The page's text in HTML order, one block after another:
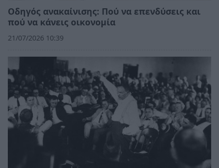
Οδηγός ανακαίνισης: Πού να επενδύσεις και
πού να κάνεις οικονομία
21/07/2026 10:39